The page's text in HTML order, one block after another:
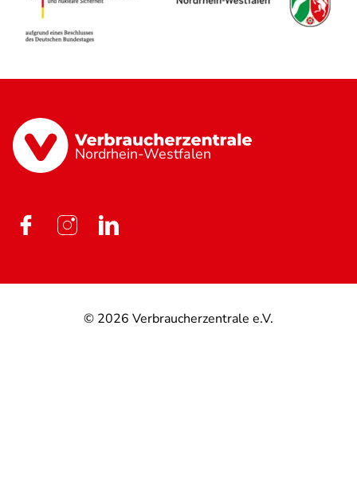
Nordrhein-Westfalen
© 2026 Verbraucherzentrale e.V.